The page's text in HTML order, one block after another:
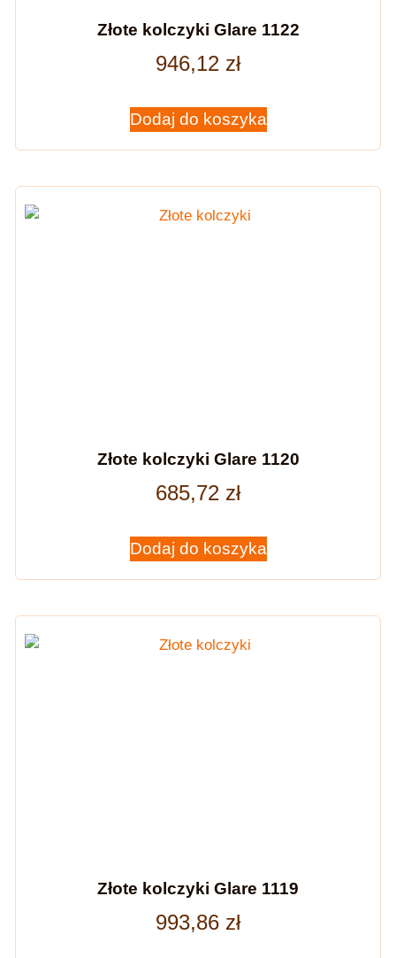
Złote kolczyki Glare 1122
946,12 zł
Dodaj do koszyka
Złote kolczyki Glare 1120
685,72 zł
Dodaj do koszyka
Złote kolczyki Glare 1119
993,86 zł